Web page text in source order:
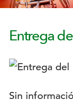
Entrega
Logotipo:
Descripción:
Sin